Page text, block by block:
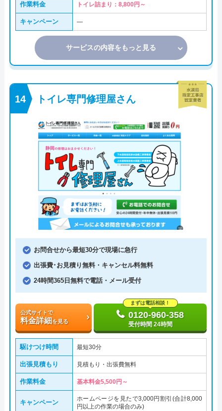
作業料金 トイレ詰まり：8,800円～
キャンペーン ―
サービスの内容をもっと見る
トイレ専門修理屋さん
お問合せから最短30分で現場に急行
出張費･お見積り無料・キャンセル料無料
24時間365日無料で電話・メール受付
公式サイトで
料金詳細を見る
まずは電話相談！
0120-960-358
受付時間 24時間
駆けつけ時間 最短30分
出張見積もり 見積もり・出張費無料
作業料金 基本料金5,500円～
キャンペーン
ホームページを見たで3,000円割引(合計8,000
円以上の作業の場合のみ)